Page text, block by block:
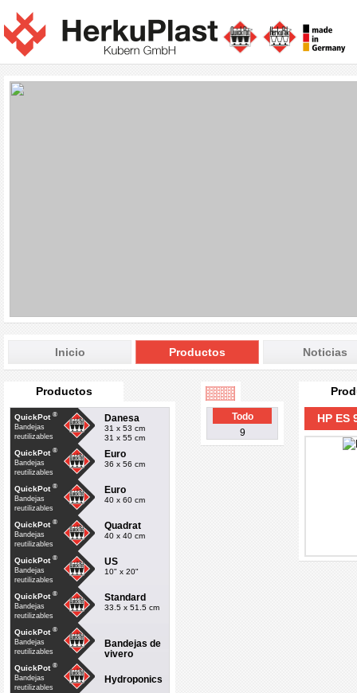
Inicio Productos Noticias
Productos
QuickPot ®
Bandejas
reutilizables
Danesa
31 x 53 cm
31 x 55 cm
QuickPot ®
Bandejas
reutilizables
Euro
36 x 56 cm
QuickPot ®
Bandejas
reutilizables
Euro
40 x 60 cm
QuickPot ®
Bandejas
reutilizables
Quadrat
40 x 40 cm
QuickPot ®
Bandejas
reutilizables
US
10" x 20"
QuickPot ®
Bandejas
reutilizables
Standard
33.5 x 51.5 cm
QuickPot ®
Bandejas
reutilizables
Bandejas de
vivero
QuickPot ®
Bandejas
reutilizables
Hydroponics
Todo
9
HP ES